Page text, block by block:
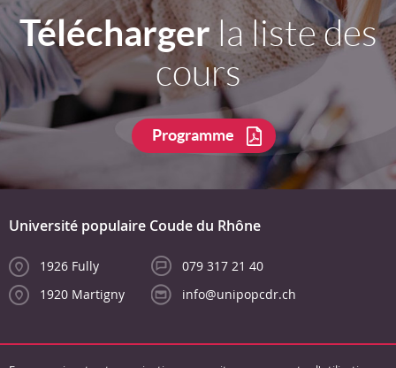
Téléchargerla liste des
cours
Programme
Université populaire Coude du Rhône
1926 Fully
1920 Martigny
079 317 21 40
info@unipopcdr.ch